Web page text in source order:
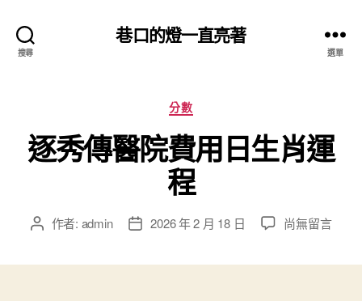
搜尋
巷口的燈一直亮著
選單
分
類
分數
逐秀傳醫院費用日生肖運
程
文 作者: admin
文 2026 年 2 月 18 日
在
尚無留言